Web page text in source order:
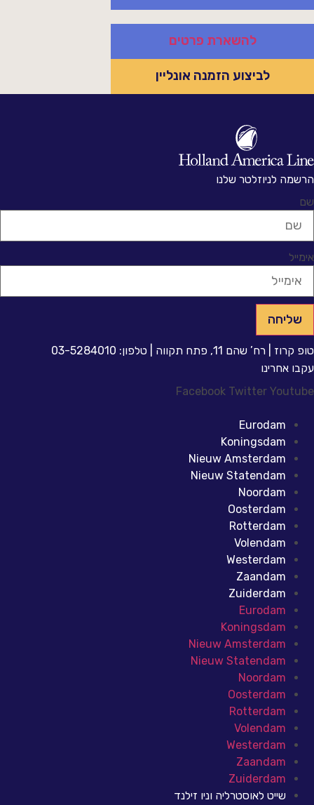
להשארת פרטים
לביצוע הזמנה אונליין
לניוזלטר שלנו
שליחה
קרוז | רח’ שהם 11, פתח תקווה | טלפון: 03-5284010
אחרינו
Facebook Twitter
Eurodam
Koningsdam
Nieuw Amsterdam
Nieuw Statendam
Noordam
Oosterdam
Rotterdam
Volendam
Westerdam
Zaandam
Zuiderdam
Eurodam
Koningsdam
Nieuw Amsterdam
Nieuw Statendam
Noordam
Oosterdam
Rotterdam
Volendam
Westerdam
Zaandam
Zuiderdam
שייט לאוסטרליה וניו זילנד